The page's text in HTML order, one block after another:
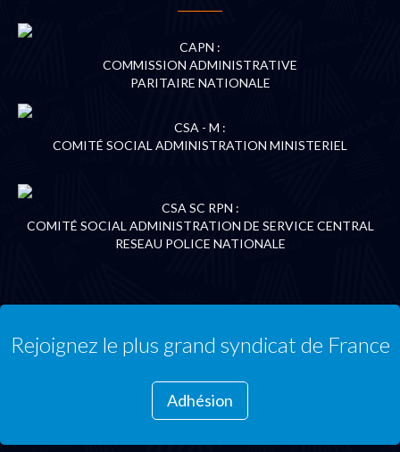
CAPN :
COMMISSION ADMINISTRATIVE
PARITAIRE NATIONALE
CSA - M :
COMITÉ SOCIAL ADMINISTRATION MINISTERIEL
CSA SC RPN :
COMITÉ SOCIAL ADMINISTRATION DE SERVICE CENTRAL
RESEAU POLICE NATIONALE
Rejoignez le plus grand syndicat de France
Adhésion